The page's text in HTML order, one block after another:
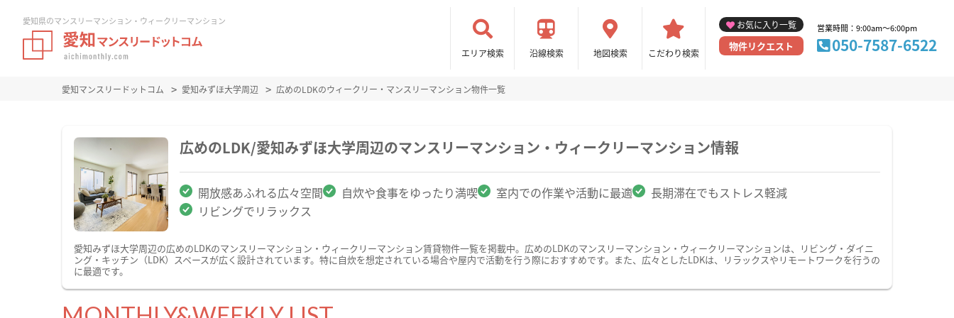
愛知県のマンスリーマンション・ウィークリーマンション
エリア検索 沿線検索 地図検索 こだわり検索
お気に入り一覧
物件リクエスト
営業時間：9:00am～6:00pm
050-7587-6522
愛知マンスリードットコム 愛知みずほ大学周辺 広めのLDKのウィークリー・マンスリーマンション物件一覧
広めのLDK/愛知みずほ大学周辺のマンスリーマンション・ウィークリーマンション情報
開放感あふれる広々空間 自炊や食事をゆったり満喫 室内での作業や活動に最適
長期滞在でもストレス軽減
リビングでリラックス
愛知みずほ大学周辺の広めのLDKのマンスリーマンション・ウィークリーマンション賃貸物件一覧を掲載中。広めのLDKのマンスリーマンション・ウィークリーマンションは、リビング・ダイニ
ング・キッチン（LDK）スペースが広く設計されています。特に自炊を想定されている場合や屋内で活動を行う際におすすめです。また、広々としたLDKは、リラックスやリモートワークを行うの
に最適です。